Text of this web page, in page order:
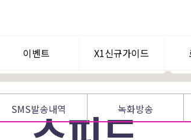
이벤트 X1신규가이드
신규가입혜택
SMS발송내역 녹화방송